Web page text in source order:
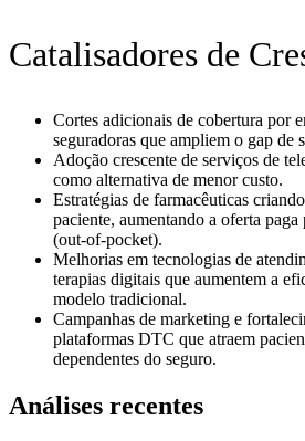
Catalisadores de
Cortes adicionais de cobertura por
seguradoras que ampliem o gap de
Adoção crescente de serviços de
como alternativa de menor custo.
Estratégias de farmacêuticas
paciente, aumentando a oferta
(out-of-pocket).
Melhorias em tecnologias de
terapias digitais que aumentem a
modelo tradicional.
Campanhas de marketing e
plataformas DTC que atraem
dependentes do seguro.
Análises recentes